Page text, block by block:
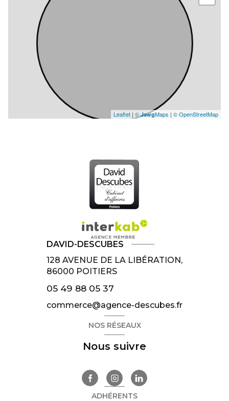
Leaflet | ©JawgMaps | © OpenStreetMap
DAVID-DESCUBES
128 AVENUE DE LA LIBÉRATION,
86000 POITIERS
05 49 88 05 37
commerce@agence-descubes.fr
NOS RÉSEAUX
Nous suivre
ADHÉRENTS